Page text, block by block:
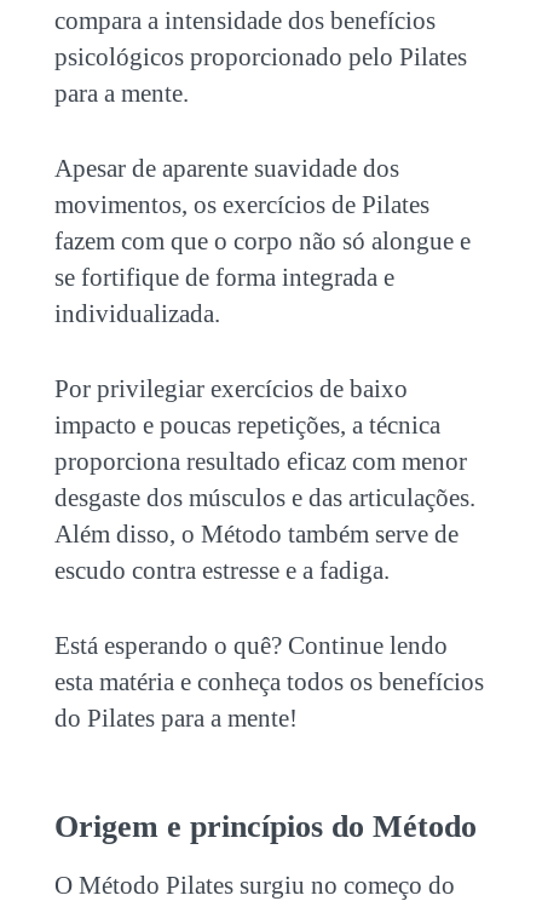
compara a intensidade dos benefícios
psicológicos proporcionado pelo Pilates
para a mente.
Apesar de aparente suavidade dos
movimentos, os exercícios de Pilates
fazem com que o corpo não só alongue e
se fortifique de forma integrada e
individualizada.
Por privilegiar exercícios de baixo
impacto e poucas repetições, a técnica
proporciona resultado eficaz com menor
desgaste dos músculos e das articulações.
Além disso, o Método também serve de
escudo contra estresse e a fadiga.
Está esperando o quê? Continue lendo
esta matéria e conheça todos os benefícios
do Pilates para a mente!
Origem e princípios do Método
O Método Pilates surgiu no começo do